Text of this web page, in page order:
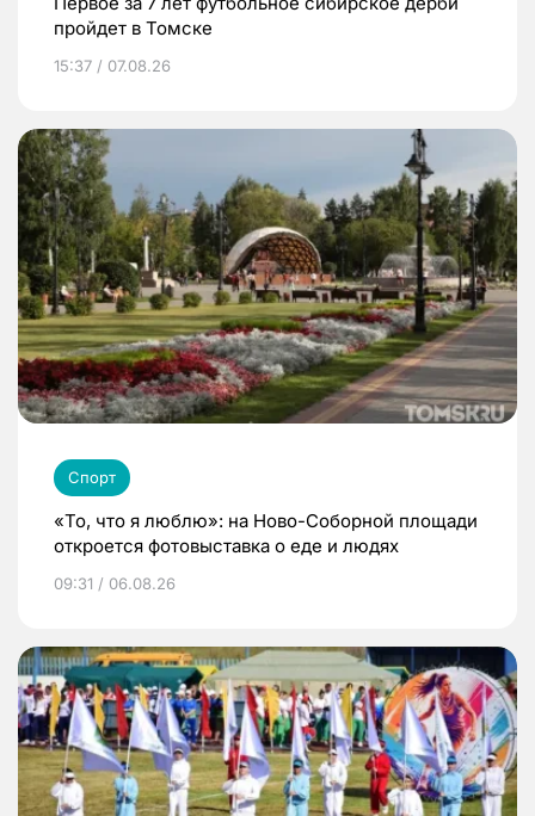
пройдет в Томске
15:37 / 07.08.26
Спорт
«То, что я люблю»: на Ново-Соборной площади
откроется фотовыставка о еде и людях
09:31 / 06.08.26